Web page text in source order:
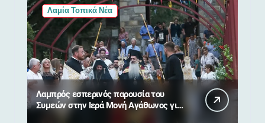
Λαμία Τοπικά Νέα
Λαμπρός εσπερινός παρουσία του
Συμεών στην Ιερά Μονή Αγάθωνος για
τη Μεταμόρφωση του Σωτήρος